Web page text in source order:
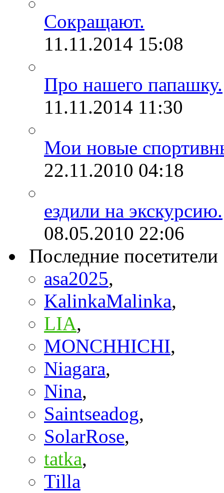
Сокращают.
11.11.2014 15:08
Про нашего папашку.
11.11.2014 11:30
Мои новые
22.11.2010 04:18
ездили на экскурсию.
08.05.2010 22:06
Последние посетители
asa2025,
KalinkaMalinka,
LIA,
MONCHHICHI,
Niagara,
Nina,
Saintseadog,
SolarRose,
tatka,
Tilla